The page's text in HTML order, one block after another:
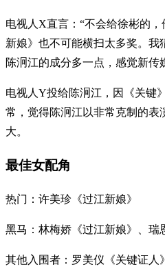
电视人X直言：“不会给徐彬的
新娘》也不可能横扫太多奖。我
陈泂江的成分多一点，感觉新传
电视人Y投给陈泂江，因《关键
常，觉得陈泂江以非常克制的表
大。
最佳女配角
热门：许美珍《过江新娘》
黑马：林梅娇《过江新娘》、瑞
其他入围者：罗美仪《关键证人